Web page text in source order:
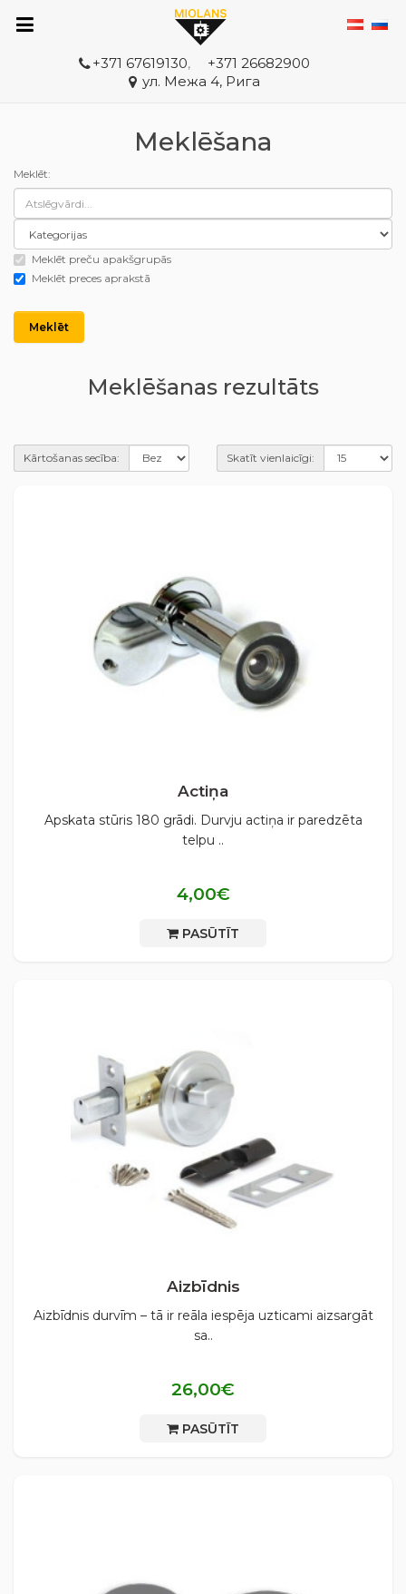
+371 67619130,
+371 26682900
ул. Межа 4, Рига
Meklēšana
Meklēt:
Meklēt preču apakšgrupās
Meklēt preces aprakstā
Meklēšanas rezultāts
Kārtošanas secība: Skatīt vienlaicīgi:
Actiņa
Apskata stūris 180 grādi. Durvju actiņa ir paredzēta
telpu ..
4,00€
PASŪTĪT
Aizbīdnis
Aizbīdnis durvīm – tā ir reāla iespēja uzticami aizsargāt
sa..
26,00€
PASŪTĪT